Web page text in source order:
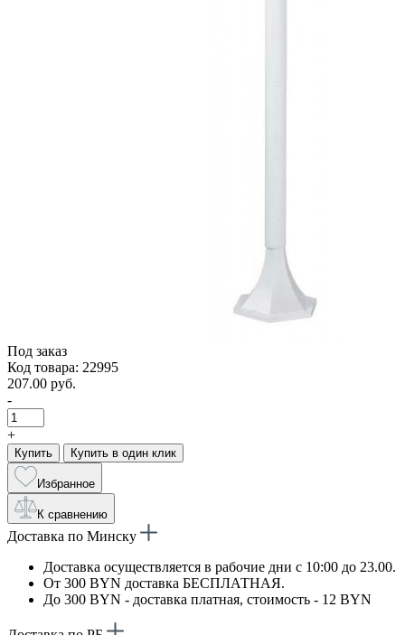
Под заказ
Код товара: 22995
207.00 руб.
-
+
Купить Купить в один клик
Избранное
К сравнению
Доставка по Минску
Доставка осуществляется в рабочие дни с 10:00 до 23.00.
От 300 BYN доставка БЕСПЛАТНАЯ.
До 300 BYN - доставка платная, стоимость - 12 BYN